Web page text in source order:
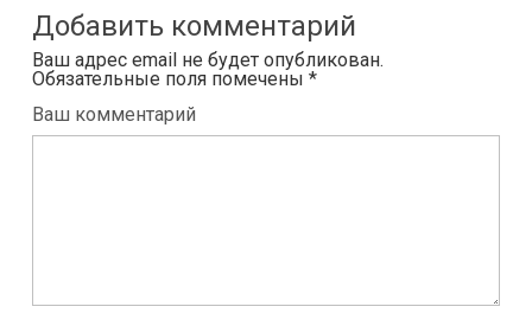
Добавить комментарий
Ваш адрес email не будет опубликован.
Обязательные поля помечены *
Ваш комментарий